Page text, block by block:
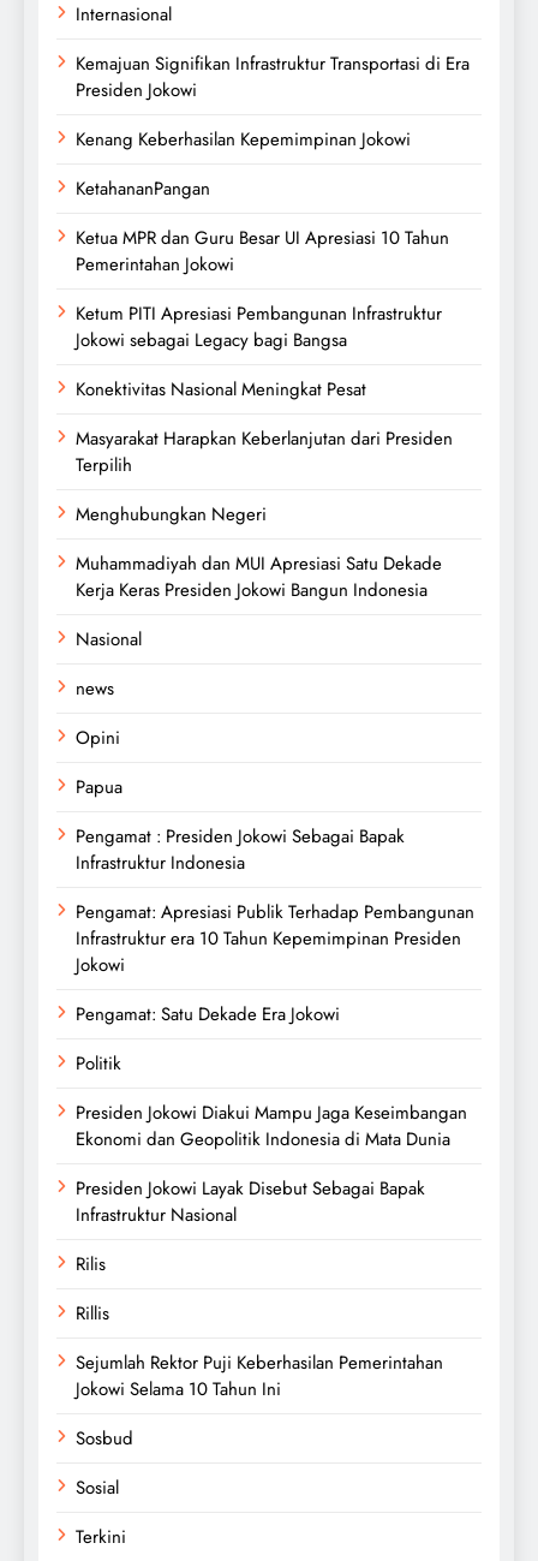
Internasional
Kemajuan Signifikan Infrastruktur Transportasi di Era
Presiden Jokowi
Kenang Keberhasilan Kepemimpinan Jokowi
KetahananPangan
Ketua MPR dan Guru Besar UI Apresiasi 10 Tahun
Pemerintahan Jokowi
Ketum PITI Apresiasi Pembangunan Infrastruktur
Jokowi sebagai Legacy bagi Bangsa
Konektivitas Nasional Meningkat Pesat
Masyarakat Harapkan Keberlanjutan dari Presiden
Terpilih
Menghubungkan Negeri
Muhammadiyah dan MUI Apresiasi Satu Dekade
Kerja Keras Presiden Jokowi Bangun Indonesia
Nasional
news
Opini
Papua
Pengamat : Presiden Jokowi Sebagai Bapak
Infrastruktur Indonesia
Pengamat: Apresiasi Publik Terhadap Pembangunan
Infrastruktur era 10 Tahun Kepemimpinan Presiden
Jokowi
Pengamat: Satu Dekade Era Jokowi
Politik
Presiden Jokowi Diakui Mampu Jaga Keseimbangan
Ekonomi dan Geopolitik Indonesia di Mata Dunia
Presiden Jokowi Layak Disebut Sebagai Bapak
Infrastruktur Nasional
Rilis
Rillis
Sejumlah Rektor Puji Keberhasilan Pemerintahan
Jokowi Selama 10 Tahun Ini
Sosbud
Sosial
Terkini